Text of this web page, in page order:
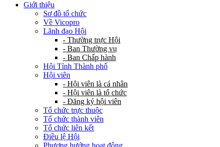
Giới thiệu
Sơ đồ tổ chức
Về Vicopro
Lãnh đạo Hội
- Thường trực Hội
- Ban Thường vụ
- Ban Chấp hành
Hội Tỉnh Thành phố
Hội viên
- Hội viên là cá nhân
- Hội viên là tổ chức
- Đăng ký hội viên
Tổ chức trực thuộc
Tổ chức thành viên
Tổ chức liên kết
Điều lệ Hội
Phương hướng hoạt động